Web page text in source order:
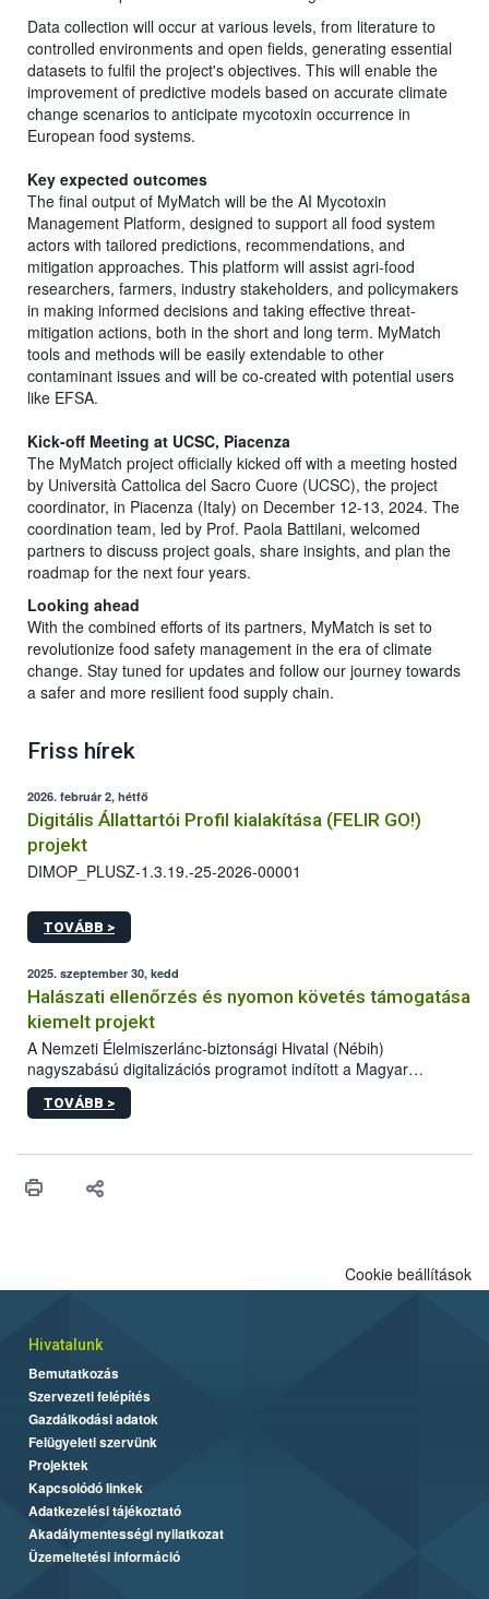
Data collection will occur at various levels, from literature to
controlled environments and open fields, generating essential
datasets to fulfil the project's objectives. This will enable the
improvement of predictive models based on accurate climate
change scenarios to anticipate mycotoxin occurrence in
European food systems.
Key expected outcomes
The final output of MyMatch will be the AI Mycotoxin
Management Platform, designed to support all food system
actors with tailored predictions, recommendations, and
mitigation approaches. This platform will assist agri-food
researchers, farmers, industry stakeholders, and policymakers
in making informed decisions and taking effective threat-
mitigation actions, both in the short and long term. MyMatch
tools and methods will be easily extendable to other
contaminant issues and will be co-created with potential users
like EFSA.
Kick-off Meeting at UCSC, Piacenza
The MyMatch project officially kicked off with a meeting hosted
by Università Cattolica del Sacro Cuore (UCSC), the project
coordinator, in Piacenza (Italy) on December 12-13, 2024. The
coordination team, led by Prof. Paola Battilani, welcomed
partners to discuss project goals, share insights, and plan the
roadmap for the next four years.
Looking ahead
With the combined efforts of its partners, MyMatch is set to
revolutionize food safety management in the era of climate
change. Stay tuned for updates and follow our journey towards
a safer and more resilient food supply chain.
Friss hírek
2026. február 2, hétfő
Digitális Állattartói Profil kialakítása (FELIR GO!)
projekt
DIMOP_PLUSZ-1.3.19.-25-2026-00001
TOVÁBB >
2025. szeptember 30, kedd
Halászati ellenőrzés és nyomon követés támogatása
kiemelt projekt
A Nemzeti Élelmiszerlánc-biztonsági Hivatal (Nébih)
nagyszabású digitalizációs programot indított a Magyar
Halgazdálkodási Operatív Program Plusz (MAHOP Plusz)
részeként.
TOVÁBB >
Cookie beállítások
Hivatalunk
Bemutatkozás
Szervezeti felépítés
Gazdálkodási adatok
Felügyeleti szervünk
Projektek
Kapcsolódó linkek
Adatkezelési tájékoztató
Akadálymentességi nyilatkozat
Üzemeltetési információ